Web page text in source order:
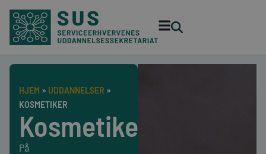
HJEM » UDDANNELSER »
KOSMETIKER
Kosmetiker
På